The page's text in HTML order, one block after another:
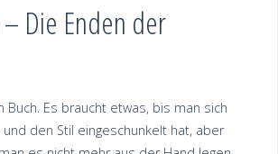
Die Enden der
Buch. Es braucht etwas, bis man sich
den Stil eingeschunkelt hat, aber